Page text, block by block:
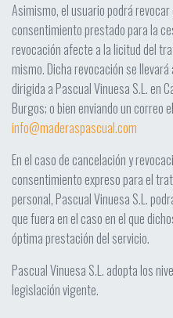
Asimismo, el usuario podrá
consentimiento prestado para la
revocación afecte a la licitud del
mismo. Dicha revocación se
dirigida a Pascual Vinuesa S.L. en
Burgos; o bien enviando un correo
info@maderaspascual.com
En el caso de cancelación y
consentimiento expreso para el
personal, Pascual Vinuesa S.L.
que fuera en el caso en el que
óptima prestación del servicio.
Pascual Vinuesa S.L. adopta los
legislación vigente.